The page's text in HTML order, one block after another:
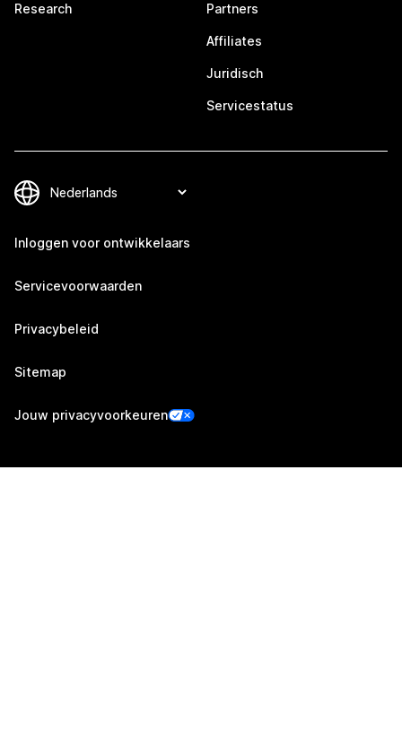
Research Partners
Affiliates
Juridisch
Servicestatus
Inloggen voor ontwikkelaars
Servicevoorwaarden
Privacybeleid
Sitemap
Jouw privacyvoorkeuren